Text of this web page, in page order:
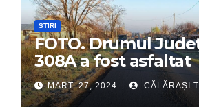
ȘTIRI
FOTO. Drumul
308A a fost asfaltat
MART. 27, 2024 CĂLĂRAȘI